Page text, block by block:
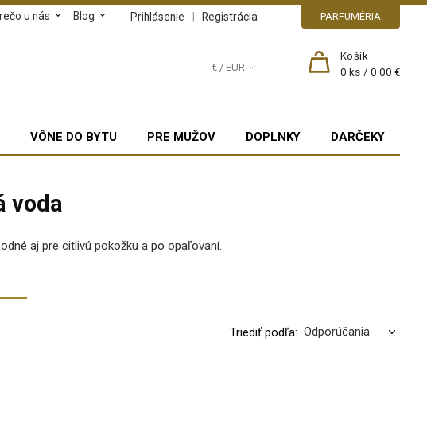
PARFUMÉRIA
Prihlásenie | Registrácia
u nás Blog
€ / EUR
Košík
0 ks /0.00 €
VÔNE DO BYTU PRE MUŽOV DOPLNKY DARČEKY
voda
aj pre citlivú pokožku a po opaľovaní.
Triediť podľa: